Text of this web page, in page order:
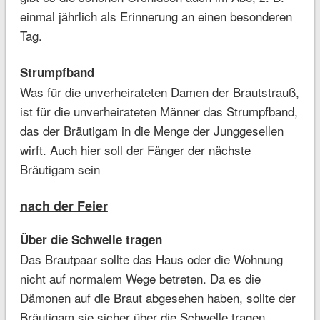
einmal jährlich als Erinnerung an einen besonderen
Tag.
Strumpfband
Was für die unverheirateten Damen der Brautstrauß,
ist für die unverheirateten Männer das Strumpfband,
das der Bräutigam in die Menge der Junggesellen
wirft. Auch hier soll der Fänger der nächste
Bräutigam sein
nach der Feier
Über die Schwelle tragen
Das Brautpaar sollte das Haus oder die Wohnung
nicht auf normalem Wege betreten. Da es die
Dämonen auf die Braut abgesehen haben, sollte der